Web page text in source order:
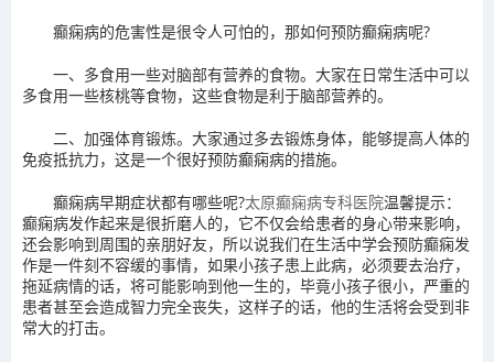
癫痫病的危害性是很令人可怕的，那如何预防癫痫病呢?
一、多食用一些对脑部有营养的食物。大家在日常生活中可以
多食用一些核桃等食物，这些食物是利于脑部营养的。
二、加强体育锻炼。大家通过多去锻炼身体，能够提高人体的
免疫抵抗力，这是一个很好预防癫痫病的措施。
癫痫病早期症状都有哪些呢?太原癫痫病专科医院温馨提示：
癫痫病发作起来是很折磨人的，它不仅会给患者的身心带来影响，
还会影响到周围的亲朋好友，所以说我们在生活中学会预防癫痫发
作是一件刻不容缓的事情，如果小孩子患上此病，必须要去治疗，
拖延病情的话，将可能影响到他一生的，毕竟小孩子很小，严重的
患者甚至会造成智力完全丧失，这样子的话，他的生活将会受到非
常大的打击。